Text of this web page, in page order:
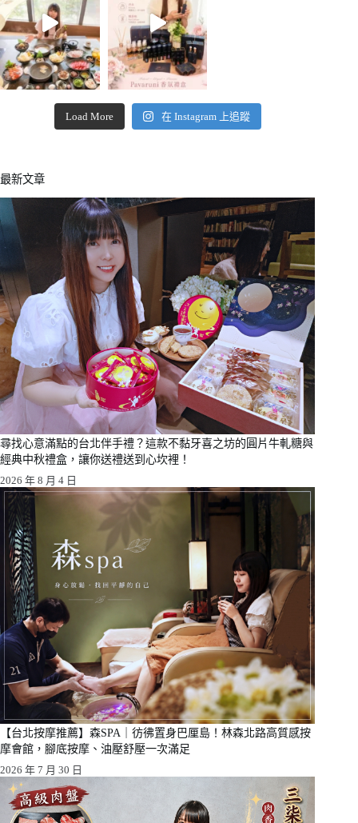
Load More 在 Instagram 上追蹤
最新文章
尋找心意滿點的台北伴手禮？這款不黏牙喜之坊的圓片牛軋糖與
經典中秋禮盒，讓你送禮送到心坎裡！
2026 年 8 月 4 日
【台北按摩推薦】森SPA｜彷彿置身巴厘島！林森北路高質感按
摩會館，腳底按摩、油壓舒壓一次滿足
2026 年 7 月 30 日